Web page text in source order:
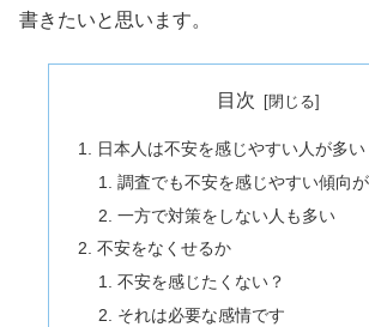
書きたいと思います。
目次
日本人は不安を感じやすい人が多い
調査でも不安を感じやすい傾向
一方で対策をしない人も多い
不安をなくせるか
不安を感じたくない？
それは必要な感情です